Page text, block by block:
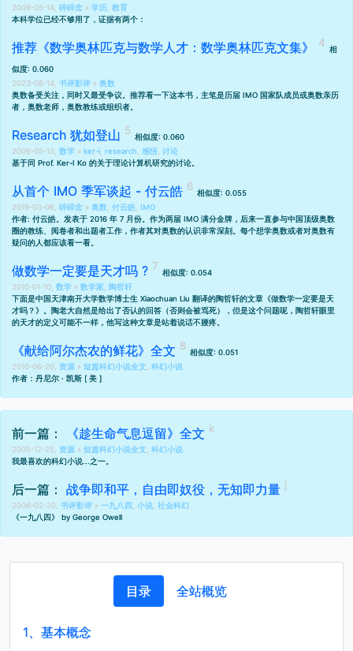
2009-05-14, 碎碎念 » 学历 教育
本科学位已经不够用了，证据有两个：
推荐《数学奥林匹克与数学人才：数学奥林匹克文集》 相
似度: 0.060
2023-08-14, 书评影评 » 奥数
奥数备受关注，同时又最受争议。推荐看一下这本书，主笔是历届 IMO 国家队成员或奥数亲历
者，奥数老师，奥数教练或组织者。
Research 犹如登山
相似度: 0.060
2006-05-13, 数学 » ker-i research 感悟 讨论
基于同 Prof. Ker-I Ko 的关于理论计算机研究的讨论。
从首个 IMO 季军谈起 - 付云皓
相似度: 0.055
2019-03-06, 碎碎念 » 奥数 付云皓 IMO
作者: 付云皓。发表于 2016 年 7 月份。作为两届 IMO 满分金牌，后来一直参与中国顶级奥数
圈的教练、阅卷者和出题者工作，作者其对奥数的认识非常深刻。每个想学奥数或者对奥数有
疑问的人都应该看一看。
做数学一定要是天才吗 ?
相似度: 0.054
2010-01-10, 数学 » 数学家
陶哲轩
下面是中国天津南开大学数学博士生 Xiaochuan Liu 翻译的陶哲轩的文章《做数学一定要是天
才吗？》。陶老大自然是给出了否认的回答（否则会被骂死），但是这个问题呢，陶哲轩眼里
的天才的定义可能不一样，他写这种文章是站着说话不腰疼。
《献给阿尔杰农的鲜花》全文
相似度: 0.051
2010-06-20, 资源 » 短篇科幻小说全文 科幻小说
作者：丹尼尔 · 凯斯 [ 美 ]
前一篇： 《趁生命气息逗留》全文
2005-12-25, 资源 » 短篇科幻小说全文 科幻小说
我最喜欢的科幻小说...之一。
后一篇： 战争即和平，自由即奴役，无知即力量
2006-02-20, 书评影评 » 一九八四 小说 社会科幻
《一九八四》 by George Owell
目录 全站概览
1、 基本概念